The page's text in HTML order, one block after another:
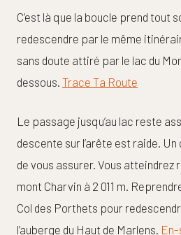
C’est là que la boucle prend tout
redescendre par le même
sans doute attiré par le lac du
dessous. Trace Ta Route
Le passage jusqu’au lac reste
descente sur l’arête est raide.
de vous assurer. Vous atteindrez
mont Charvin à 2 011 m.
Col des Porthets pour
l’auberge du Haut de Marlens.